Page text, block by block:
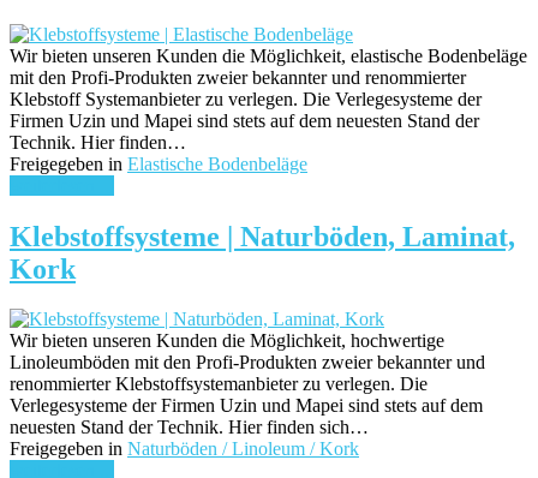
Wir bieten unseren Kunden die Möglichkeit, elastische Bodenbeläge
mit den Profi-Produkten zweier bekannter und renommierter
Klebstoff Systemanbieter zu verlegen. Die Verlegesysteme der
Firmen Uzin und Mapei sind stets auf dem neuesten Stand der
Technik. Hier finden…
Freigegeben in Elastische Bodenbeläge
Klebstoffsysteme | Naturböden, Laminat,
Kork
Wir bieten unseren Kunden die Möglichkeit, hochwertige
Linoleumböden mit den Profi-Produkten zweier bekannter und
renommierter Klebstoffsystemanbieter zu verlegen. Die
Verlegesysteme der Firmen Uzin und Mapei sind stets auf dem
neuesten Stand der Technik. Hier finden sich…
Freigegeben in Naturböden / Linoleum / Kork